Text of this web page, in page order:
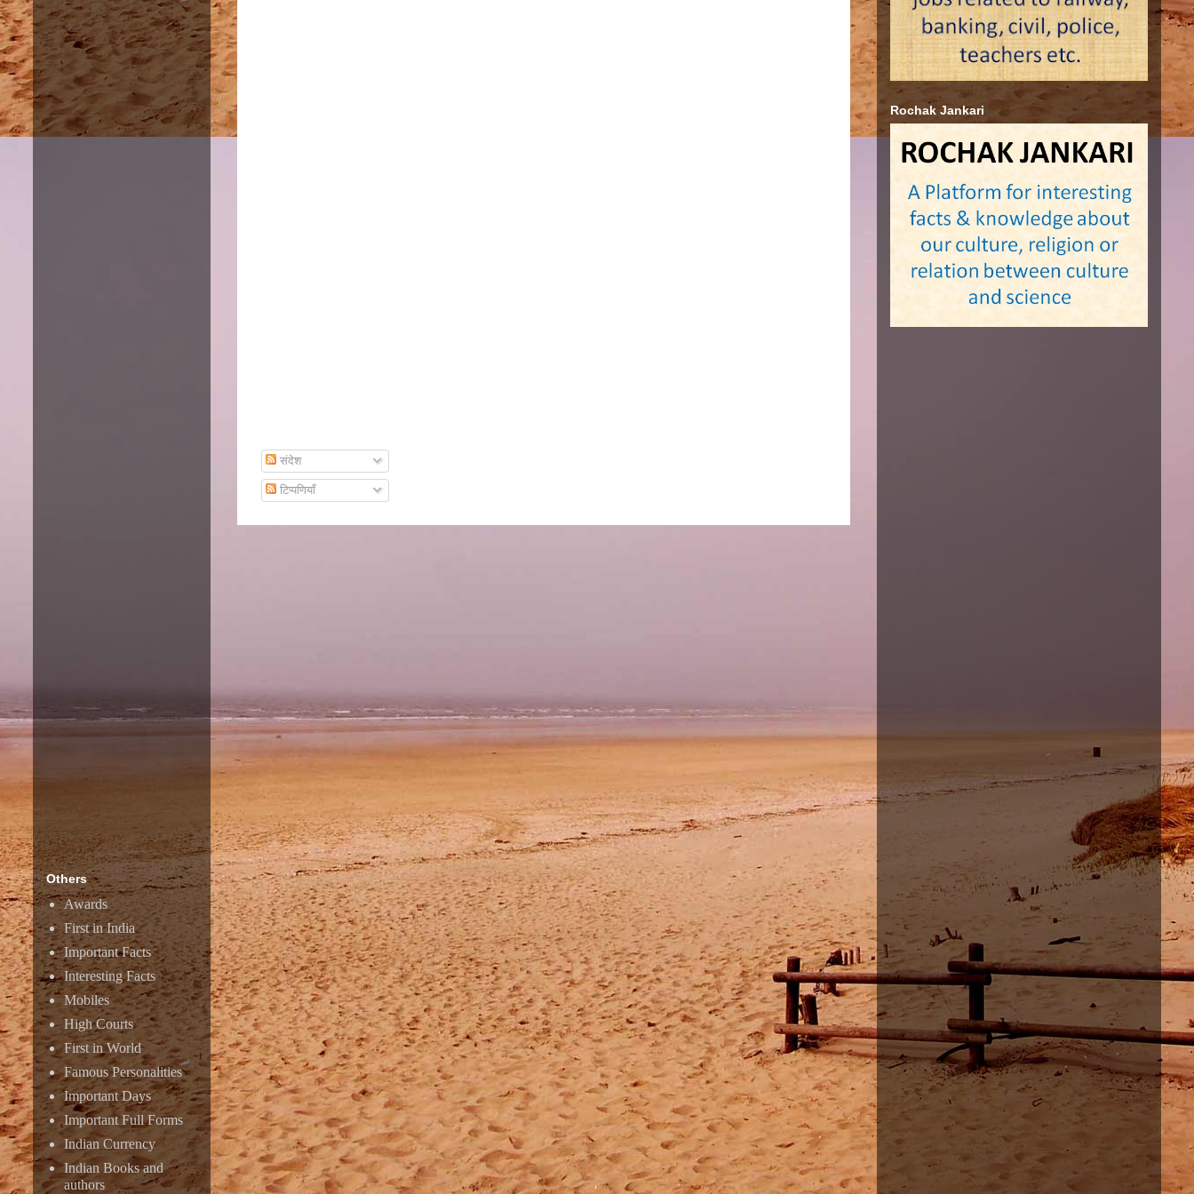
संदेश
टिप्पणियाँ
Others
Awards
First in India
Important Facts
Interesting Facts
Mobiles
High Courts
First in World
Famous Personalities
Important Days
Important Full Forms
Indian Currency
Indian Books and
authors
Rochak Jankari